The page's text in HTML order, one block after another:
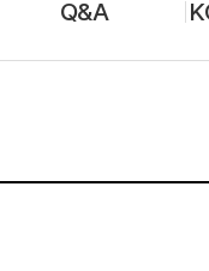
Q&A